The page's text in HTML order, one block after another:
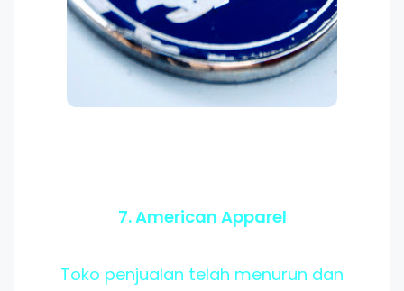
7. American Apparel
Toko penjualan telah menurun dan